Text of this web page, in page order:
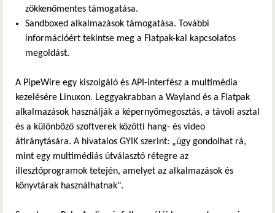
zökkenőmentes támogatása.
Sandboxed alkalmazások támogatása. További
információért tekintse meg a Flatpak-kal kapcsolatos
megoldást.
A PipeWire egy kiszolgáló és API-interfész a multimédia
kezelésére Linuxon. Leggyakrabban a Wayland és a Flatpak
alkalmazások használják a képernyőmegosztás, a távoli asztal
és a különböző szoftverek közötti hang- és video
átiránytására. A hivatalos GYIK szerint: „úgy gondolhat rá,
mint egy multimédiás útválasztó rétegre az
illesztőprogramok tetején, amelyet az alkalmazások és
könyvtárak használhatnak".